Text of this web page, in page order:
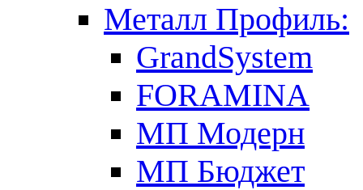
Металл Профиль:
GrandSystem
FORAMINA
МП Модерн
МП Бюджет